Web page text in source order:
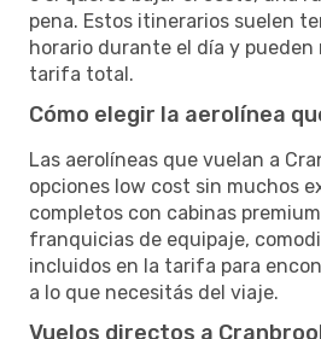
pena. Estos itinerarios suelen
horario durante el día y
tarifa total.
Cómo elegir la aerolínea
Las aerolíneas que vuelan a
opciones low cost sin muchos
completos con cabinas
franquicias de equipaje,
incluidos en la tarifa para
a lo que necesitás del viaje.
Vuelos directos a